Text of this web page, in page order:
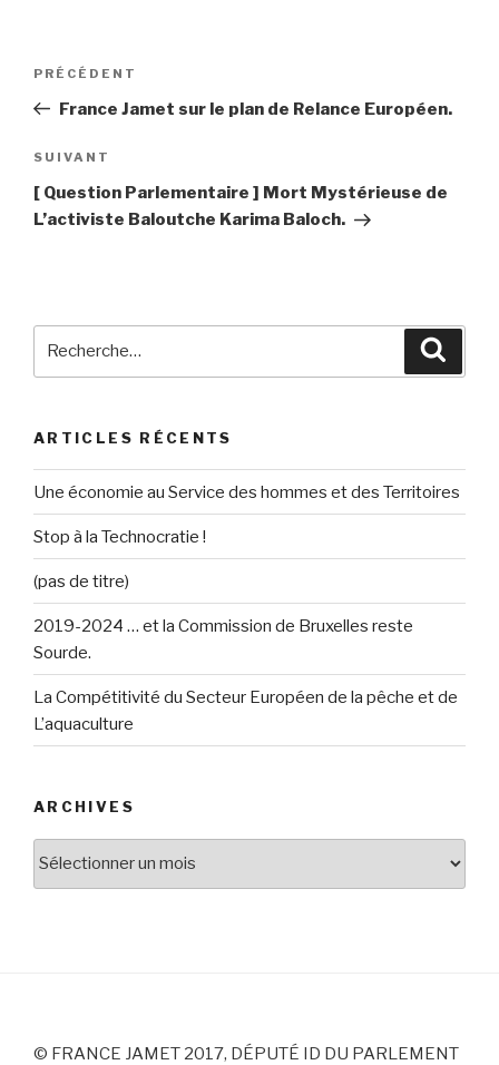
Navigation
Article
précédent
PRÉCÉDENT
France Jamet sur le plan de Relance Européen.
Article
suivant
SUIVANT
[ Question Parlementaire ] Mort Mystérieuse de
L’activiste Baloutche Karima Baloch.
ARTICLES RÉCENTS
Une économie au Service des hommes et des Territoires
Stop à la Technocratie !
(pas de titre)
2019-2024 … et la Commission de Bruxelles reste
Sourde.
La Compétitivité du Secteur Européen de la pêche et de
L’aquaculture
ARCHIVES
Archives
© FRANCE JAMET 2017, DÉPUTÉ ID DU PARLEMENT